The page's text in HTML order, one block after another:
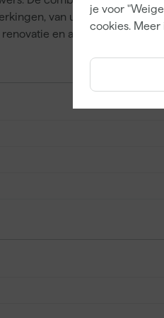
je voor
cookies.
van uitsparingen tot
en afbouw.